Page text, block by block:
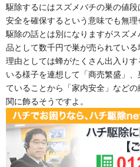
駆除するにはスズメバチの巣の値
安全を確保するという意味でも無理
駆除の話とは別になりますがスズ
品として数千円で巣が売られている
理由としては蜂がたくさん出入り
いる様子を連想して「商売繁盛」
ていることから「家内安全」など
関に飾るそうですよ。